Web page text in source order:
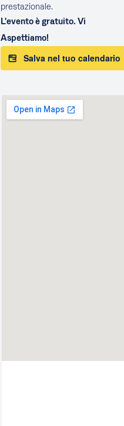
prestazionale.
L'evento è gratuito. Vi
Aspettiamo!
Salva nel tuo calendario